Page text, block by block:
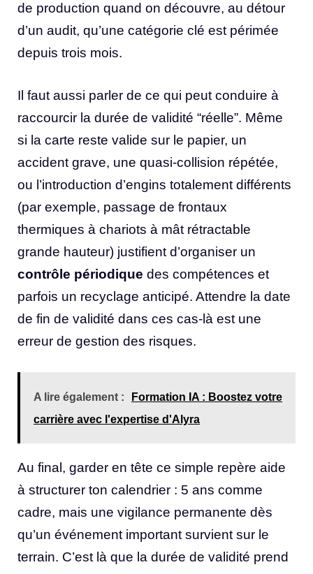
de production quand on découvre, au détour
d’un audit, qu’une catégorie clé est périmée
depuis trois mois.
Il faut aussi parler de ce qui peut conduire à
raccourcir la durée de validité “réelle”. Même
si la carte reste valide sur le papier, un
accident grave, une quasi-collision répétée,
ou l’introduction d’engins totalement différents
(par exemple, passage de frontaux
thermiques à chariots à mât rétractable
grande hauteur) justifient d’organiser un
contrôle périodique des compétences et
parfois un recyclage anticipé. Attendre la date
de fin de validité dans ces cas-là est une
erreur de gestion des risques.
A lire également :
Formation IA : Boostez votre
carrière avec l'expertise d'Alyra
Au final, garder en tête ce simple repère aide
à structurer ton calendrier : 5 ans comme
cadre, mais une vigilance permanente dès
qu’un événement important survient sur le
terrain. C’est là que la durée de validité prend